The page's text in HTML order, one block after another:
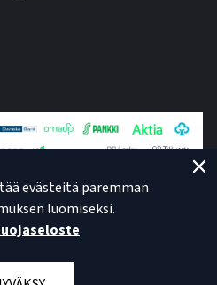
evästeitä paremman
luomiseksi.